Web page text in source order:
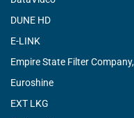
DUNE HD
E-LINK
Euroshine
EXT LKG